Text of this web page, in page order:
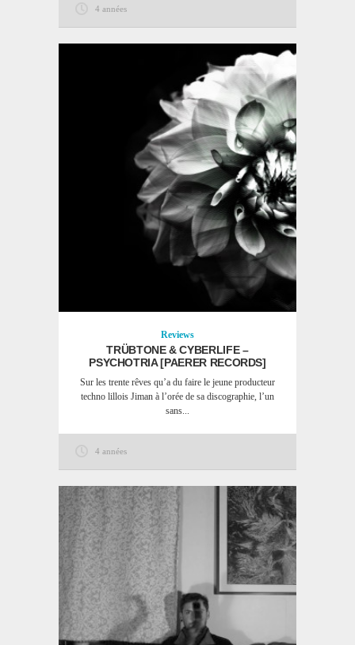
4 années
Reviews
TRÜBTONE & CYBERLIFE –
PSYCHOTRIA [PAERER RECORDS]
Sur les trente rêves qu’a du faire le jeune producteur
techno lillois Jiman à l’orée de sa discographie, l’un
sans...
4 années